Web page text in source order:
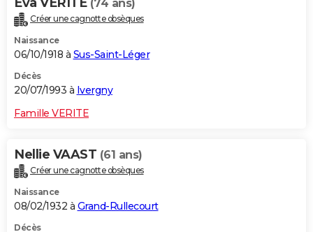
(74 ans)
Créer une cagnotte obsèques
Naissance
06/10/1918 à Sus-Saint-Léger
Décès
20/07/1993 à Ivergny
Famille VERITE
Nellie VAAST (61 ans)
Créer une cagnotte obsèques
Naissance
08/02/1932 à Grand-Rullecourt
Décès